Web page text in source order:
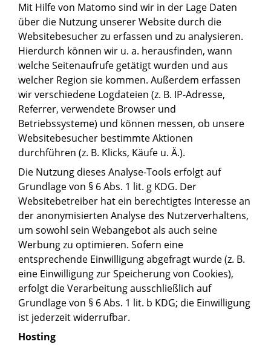
Mit Hilfe von Matomo sind wir in der Lage Daten
über die Nutzung unserer Website durch die
Websitebesucher zu erfassen und zu analysieren.
Hierdurch können wir u. a. herausfinden, wann
welche Seitenaufrufe getätigt wurden und aus
welcher Region sie kommen. Außerdem erfassen
wir verschiedene Logdateien (z. B. IP-Adresse,
Referrer, verwendete Browser und
Betriebssysteme) und können messen, ob unsere
Websitebesucher bestimmte Aktionen
durchführen (z. B. Klicks, Käufe u. Ä.).
Die Nutzung dieses Analyse-Tools erfolgt auf
Grundlage von § 6 Abs. 1 lit. g KDG. Der
Websitebetreiber hat ein berechtigtes Interesse an
der anonymisierten Analyse des Nutzerverhaltens,
um sowohl sein Webangebot als auch seine
Werbung zu optimieren. Sofern eine
entsprechende Einwilligung abgefragt wurde (z. B.
eine Einwilligung zur Speicherung von Cookies),
erfolgt die Verarbeitung ausschließlich auf
Grundlage von § 6 Abs. 1 lit. b KDG; die Einwilligung
ist jederzeit widerrufbar.
Hosting